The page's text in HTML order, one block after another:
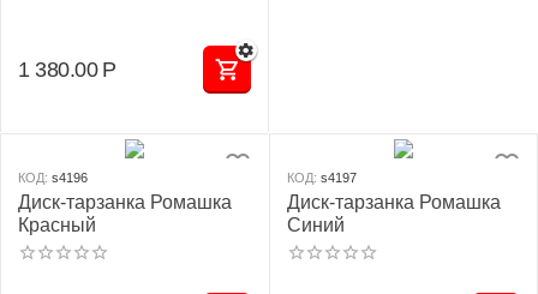
1 380.00 Р
КОД: s4196
Диск-тарзанка Ромашка
Красный
КОД: s4197
Диск-тарзанка Ромашка
Синий